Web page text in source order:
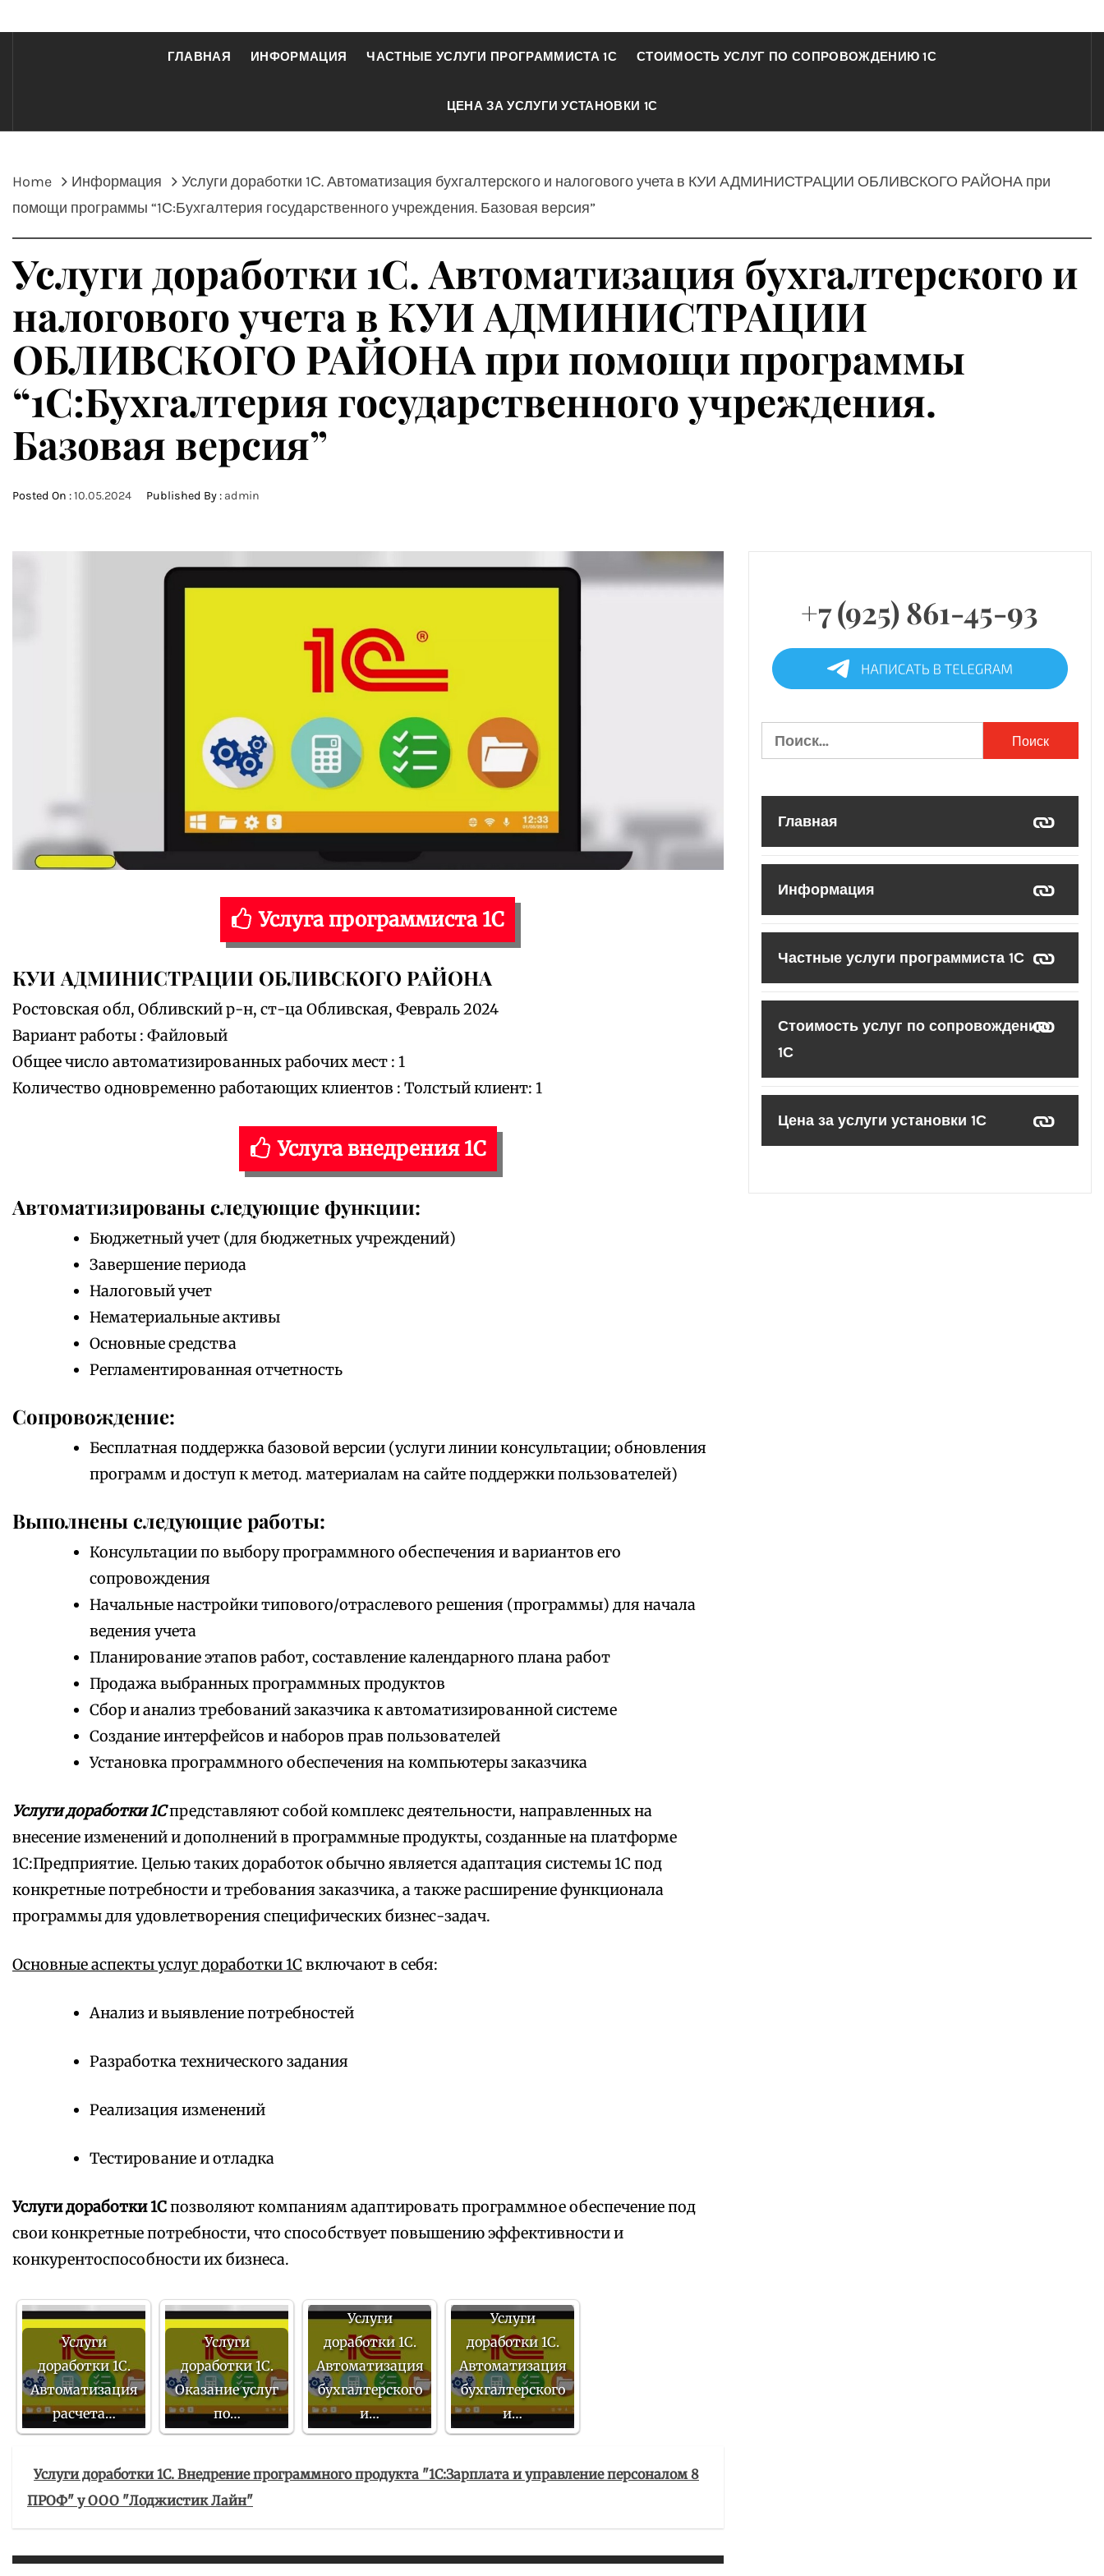
ГЛАВНАЯ ИНФОРМАЦИЯ ЧАСТНЫЕ УСЛУГИ ПРОГРАММИСТА 1С СТОИМОСТЬ УСЛУГ ПО СОПРОВОЖДЕНИЮ 1С
ЦЕНА ЗА УСЛУГИ УСТАНОВКИ 1С
Home Информация
Услуги доработки 1С. Автоматизация бухгалтерского и налогового учета в КУИ АДМИНИСТРАЦИИ ОБЛИВСКОГО РАЙОНА при
помощи программы “1С:Бухгалтерия государственного учреждения. Базовая версия”
Услуги доработки 1С. Автоматизация бухгалтерского и
налогового учета в КУИ АДМИНИСТРАЦИИ
ОБЛИВСКОГО РАЙОНА при помощи программы
“1С:Бухгалтерия государственного учреждения.
Базовая версия”
Posted On :10.05.2024 Published By : admin
Услуга программиста 1С
КУИ АДМИНИСТРАЦИИ ОБЛИВСКОГО РАЙОНА
Ростовская обл, Обливский р-н, ст-ца Обливская, Февраль 2024
Вариант работы : Файловый
Общее число автоматизированных рабочих мест : 1
Количество одновременно работающих клиентов : Толстый клиент: 1
Услуга внедрения 1С
Автоматизированы следующие функции:
Бюджетный учет (для бюджетных учреждений)
Завершение периода
Налоговый учет
Нематериальные активы
Основные средства
Регламентированная отчетность
Сопровождение:
Бесплатная поддержка базовой версии (услуги линии консультации; обновления
программ и доступ к метод. материалам на сайте поддержки пользователей)
Выполнены следующие работы:
Консультации по выбору программного обеспечения и вариантов его
сопровождения
Начальные настройки типового/отраслевого решения (программы) для начала
ведения учета
Планирование этапов работ, составление календарного плана работ
Продажа выбранных программных продуктов
Сбор и анализ требований заказчика к автоматизированной системе
Создание интерфейсов и наборов прав пользователей
Установка программного обеспечения на компьютеры заказчика
Услуги доработки 1Спредставляют собой комплекс деятельности, направленных на
внесение изменений и дополнений в программные продукты, созданные на платформе
1С:Предприятие. Целью таких доработок обычно является адаптация системы 1С под
конкретные потребности и требования заказчика, а также расширение функционала
программы для удовлетворения специфических бизнес-задач.
Основные аспекты услуг доработки 1С включают в себя:
Анализ и выявление потребностей
Разработка технического задания
Реализация изменений
Тестирование и отладка
Услуги доработки 1Спозволяют компаниям адаптировать программное обеспечение под
свои конкретные потребности, что способствует повышению эффективности и
конкурентоспособности их бизнеса.
Услуги
доработки 1С.
Автоматизация
расчета…
Услуги
доработки 1С.
Оказание услуг
по…
Услуги
доработки 1С.
Автоматизация
бухгалтерского
и…
Услуги
доработки 1С.
Автоматизация
бухгалтерского
и…
Услуги доработки 1С. Внедрение программного продукта "1С:Зарплата и управление персоналом 8
ПРОФ" у ООО "Лоджистик Лайн"
+7 (925) 861-45-93
Найти:
Главная
Информация
Частные услуги программиста 1С
Стоимость услуг по сопровождению
1С
Цена за услуги установки 1С